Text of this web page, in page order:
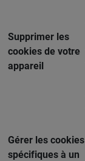
Supprimer les
cookies de votre
appareil
Gérer les cookies
spécifiques à un